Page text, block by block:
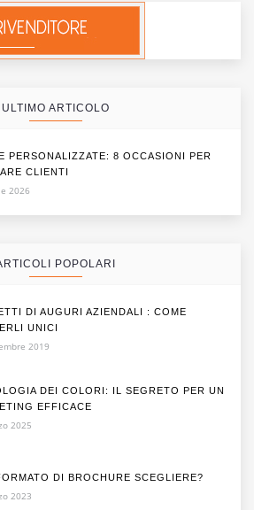
ULTIMO ARTICOLO
PERSONALIZZATE: 8 OCCASIONI PER
CLIENTI
2026
POPOLARI
DI AUGURI AZIENDALI : COME
UNICI
2019
DEI COLORI: IL SEGRETO PER UN
EFFICACE
2025
DI BROCHURE SCEGLIERE?
2023